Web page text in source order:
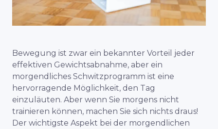
Bewegung ist zwar ein bekannter Vorteil jeder
effektiven Gewichtsabnahme, aber ein
morgendliches Schwitzprogramm ist eine
hervorragende Möglichkeit, den Tag
einzuläuten. Aber wenn Sie morgens nicht
trainieren können, machen Sie sich nichts draus!
Der wichtigste Aspekt bei der morgendlichen